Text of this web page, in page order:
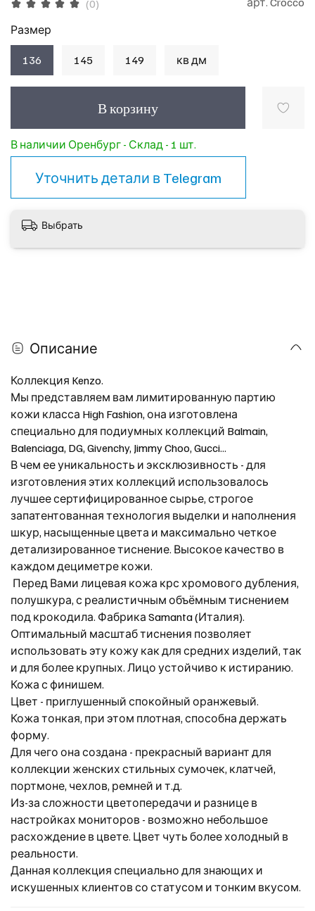
(0)
В корзину
В наличии Оренбург - Склад - 1 шт.
Уточнить детали вTelegram
Размер
136 145 149 кв дм
Выбрать
Описание
Коллекция Kenzo.
Мы представляем вам лимитированную партию
кожи класса High Fashion, она изготовлена
специально для подиумных коллекций Balmain,
Balenciaga, DG, Givenchy, Jimmy Choo, Gucci...
В чем ее уникальность и эксклюзивность - для
изготовления этих коллекций использовалось
лучшее сертифицированное сырье, строгое
запатентованная технология выделки и наполнения
шкур, насыщенные цвета и максимально четкое
детализированное тиснение. Высокое качество в
каждом дециметре кожи.
Перед Вами лицевая кожа крс хромового дубления,
полушкура, с реалистичным объёмным тиснением
под крокодила. Фабрика Samanta (Италия).
Оптимальный масштаб тиснения позволяет
использовать эту кожу как для средних изделий, так
и для более крупных. Лицо устойчиво к истиранию.
Кожа с финишем.
Цвет - приглушенный спокойный оранжевый.
Кожа тонкая, при этом плотная, способна держать
форму.
Для чего она создана - прекрасный вариант для
коллекции женских стильных сумочек, клатчей,
портмоне, чехлов, ремней и т.д.
Из-за сложности цветопередачи и разнице в
настройках мониторов - возможно небольшое
расхождение в цвете. Цвет чуть более холодный в
реальности.
Данная коллекция специально для знающих и
искушенных клиентов со статусом и тонким вкусом.